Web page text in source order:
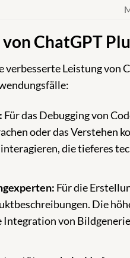
ChatGPT
Leistung von
Für das Debugging von
oder das Verstehen
die tieferes
Für die
Die
von